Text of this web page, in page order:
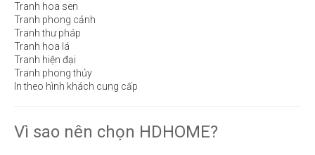
Tranh hoa sen
Tranh phong cảnh
Tranh thư pháp
Tranh hoa lá
Tranh hiện đại
Tranh phong thủy
In theo hình khách cung cấp
Vì sao nên chọn HDHOME?